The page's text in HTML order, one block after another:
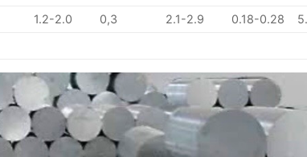
1.2-2.0 0,3 2.1-2.9 0.18-0.28